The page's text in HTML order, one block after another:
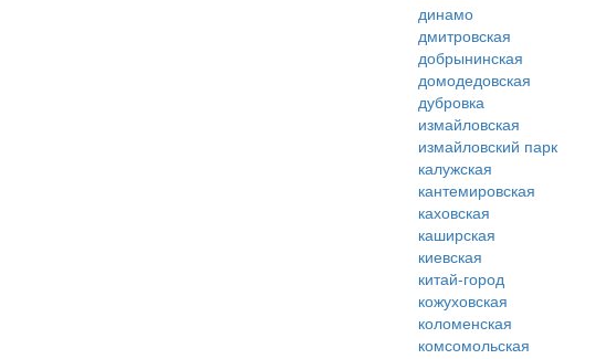
динамо
дмитровская
добрынинская
домодедовская
дубровка
измайловская
измайловский парк
калужская
кантемировская
каховская
каширская
киевская
китай-город
кожуховская
коломенская
комсомольская